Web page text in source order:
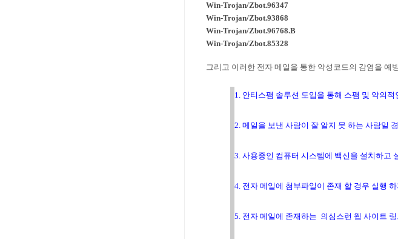
Win-Trojan/Zbot.96347
Win-Trojan/Zbot.93868
Win-Trojan/Zbot.96768.B
Win-Trojan/Zbot.85328
그리고 이러한 전자 메일을 통한 악성코드의 감염을
1. 안티스팸 솔루션 도입을 통해 스팸 및 악의
2. 메일을 보낸 사람이 잘 알지 못 하는 사람일
3. 사용중인 컴퓨터 시스템에 백신을 설치하고
4. 전자 메일에 첨부파일이 존재 할 경우 실행
5. 전자 메일에 존재하는 의심스런 웹 사이트